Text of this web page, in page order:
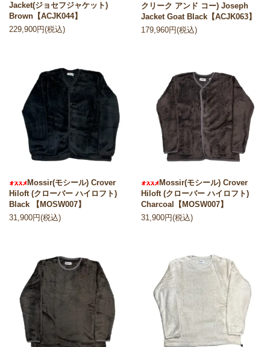
Jacket(ジョセフジャケット)
Brown【ACJK044】
229,900円(税込)
クリーク アンド コー) Joseph
Jacket Goat Black【ACJK063】
179,960円(税込)
Mossir(モシール) Crover
Hiloft (クローバー ハイロフト)
Black 【MOSW007】
31,900円(税込)
Mossir(モシール) Crover
Hiloft (クローバー ハイロフト)
Charcoal【MOSW007】
31,900円(税込)